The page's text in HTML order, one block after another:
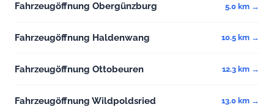
Fahrzeugöffnung Obergünzburg 5.0 km →
Fahrzeugöffnung Haldenwang 10.5 km →
Fahrzeugöffnung Ottobeuren 12.3 km →
Fahrzeugöffnung Wildpoldsried 13.0 km →